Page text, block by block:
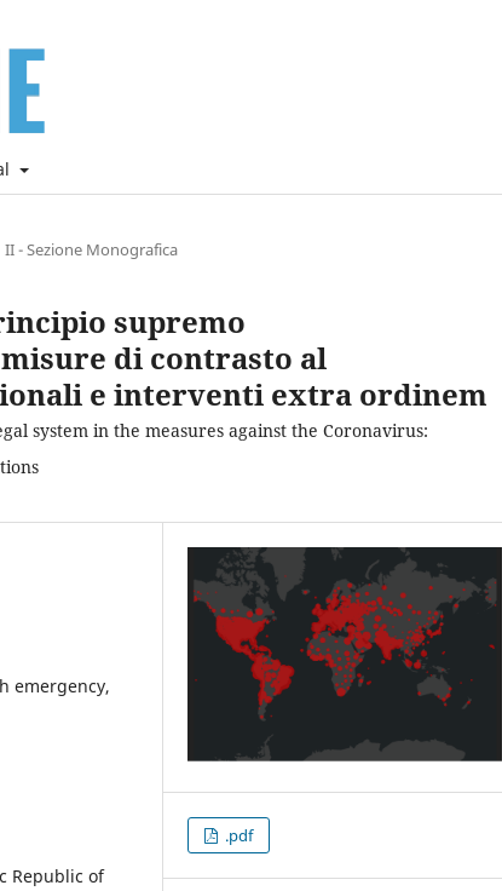
II - Sezione Monografica
supremo
di contrasto al
e interventi extra ordinem
system in the measures against the Coronavirus:
emergency,
Republic of
.pdf